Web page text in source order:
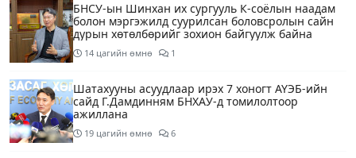
БНСУ-ын Шинхан их сургууль К-соёлын наадам
болон мэргэжилд суурилсан боловсролын сайн
дурын хөтөлбөрийг зохион байгуулж байна
14 цагийн өмнө 1
Шатахууны асуудлаар ирэх 7 хоногт АҮЭБ-ийн
сайд Г.Дамдинням БНХАУ-д томилолтоор
ажиллана
19 цагийн өмнө 6